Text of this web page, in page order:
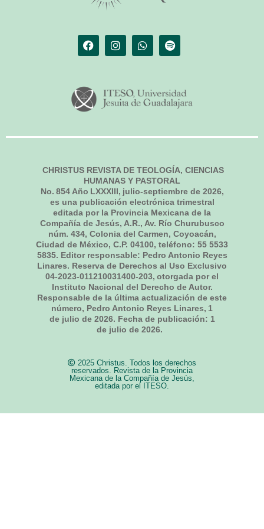
CHRISTUS REVISTA DE TEOLOGÍA, CIENCIAS
HUMANAS Y PASTORAL
No. 854Año LXXXIII, julio-septiembre de 2026,
es una publicación electrónica trimestral
editada por la Provincia Mexicana de la
Compañía de Jesús, A.R., Av. Río Churubusco
núm. 434, Colonia del Carmen, Coyoacán,
Ciudad de México, C.P. 04100, teléfono: 55 5533
5835. Editor responsable: Pedro Antonio Reyes
Linares. Reserva de Derechos al Uso Exclusivo
04-2023-011210031400-203, otorgada por el
Instituto Nacional del Derecho de Autor.
Responsable de la última actualización de este
número, Pedro Antonio Reyes Linares, 1
de julio de 2026. Fecha de publicación: 1
de julio de 2026.
2025 Christus. Todos los derechos
reservados. Revista de la Provincia
Mexicana de la Compañía de Jesús,
editada por el ITESO.